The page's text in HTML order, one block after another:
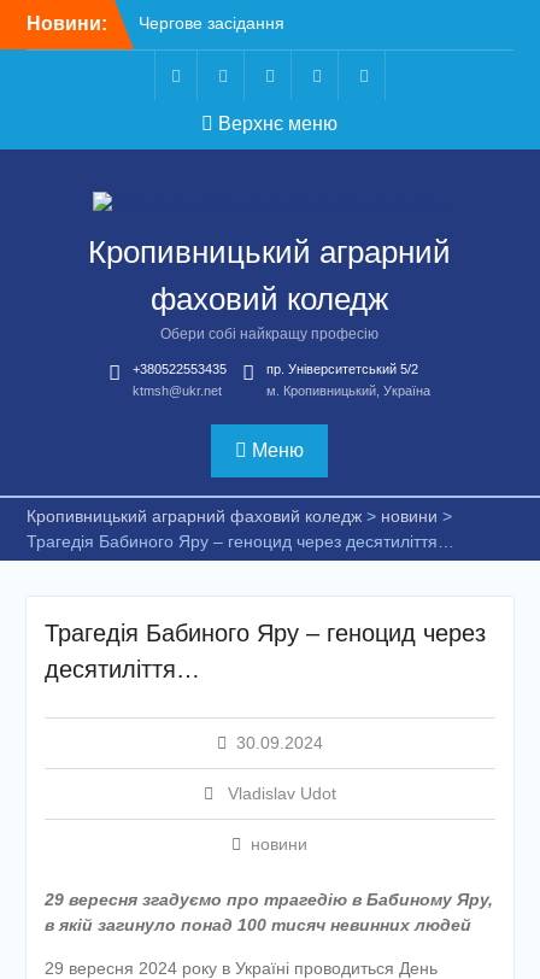
Новини:
Чергове засідання
стипендіальної комісії:
основні рішення
Небезпечні розваги
можуть коштувати життя
Крок до сучасної
ВСТУП-2026
TelegramFacebookInstagram Youtube
Верхнє меню
Кропивницький аграрний
фаховий коледж
Обери собі найкращу професію
+380522553435
ktmsh@ukr.net
пр. Університетський 5/2
м. Кропивницький, Україна
Меню
Кропивницький аграрний фаховий коледж> новини >
Трагедія Бабиного Яру – геноцид через десятиліття…
Трагедія Бабиного Яру – геноцид через
десятиліття…
30.09.2024
Vladislav Udot
новини
29 вересня згадуємо про трагедію в Бабиному Яру,
в якій загинуло понад 100 тисяч невинних людей
29 вересня 2024 року в Україні проводиться День